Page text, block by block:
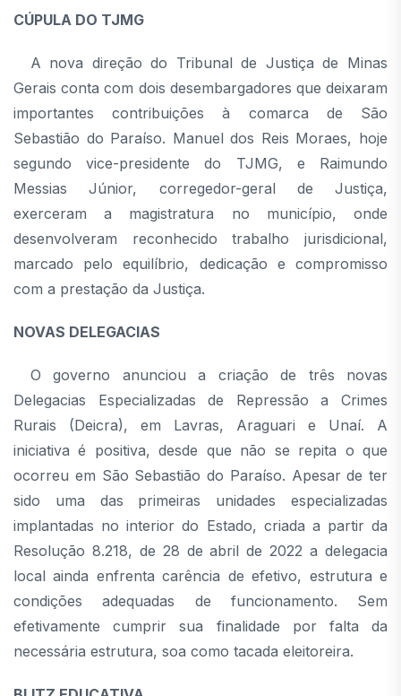
CÚPULA DO TJMG
A nova direção do Tribunal de Justiça de Minas
Gerais conta com dois desembargadores que deixaram
importantes contribuições à comarca de São
Sebastião do Paraíso. Manuel dos Reis Moraes, hoje
segundo vice-presidente do TJMG, e Raimundo
Messias Júnior, corregedor-geral de Justiça,
exerceram a magistratura no município, onde
desenvolveram reconhecido trabalho jurisdicional,
marcado pelo equilíbrio, dedicação e compromisso
com a prestação da Justiça.
NOVAS DELEGACIAS
O governo anunciou a criação de três novas
Delegacias Especializadas de Repressão a Crimes
Rurais (Deicra), em Lavras, Araguari e Unaí. A
iniciativa é positiva, desde que não se repita o que
ocorreu em São Sebastião do Paraíso. Apesar de ter
sido uma das primeiras unidades especializadas
implantadas no interior do Estado, criada a partir da
Resolução 8.218, de 28 de abril de 2022 a delegacia
local ainda enfrenta carência de efetivo, estrutura e
condições adequadas de funcionamento. Sem
efetivamente cumprir sua finalidade por falta da
necessária estrutura, soa como tacada eleitoreira.